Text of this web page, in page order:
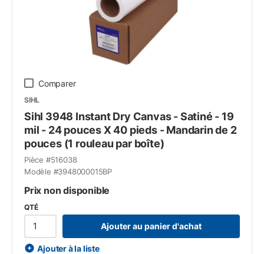
Comparer
SIHL
Sihl 3948 Instant Dry Canvas - Satiné - 19
mil - 24 pouces X 40 pieds - Mandarin de 2
pouces (1 rouleau par boîte)
Pièce #516038
Modèle #3948000015BP
Prix non disponible
QTÉ
Ajouter au panier d'achat
Ajouter à la liste